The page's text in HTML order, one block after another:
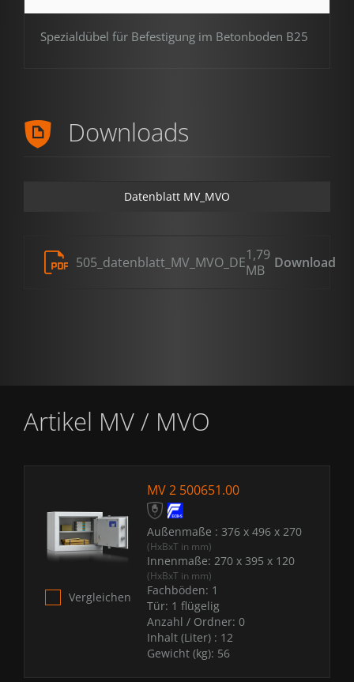
Spezialdübel für Befestigung im Betonboden B25
Downloads
Datenblatt MV_MVO
505_datenblatt_MV_MVO_DE1,79
MB Download
Artikel MV / MVO
Vergleichen
MV 2 500651.00
Außenmaße : 376 x 496 x 270
(HxBxT in mm)
Innenmaße: 270 x 395 x 120
(HxBxT in mm)
Fachböden: 1
Tür: 1 flügelig
Anzahl / Ordner: 0
Inhalt (Liter) : 12
Gewicht (kg): 56